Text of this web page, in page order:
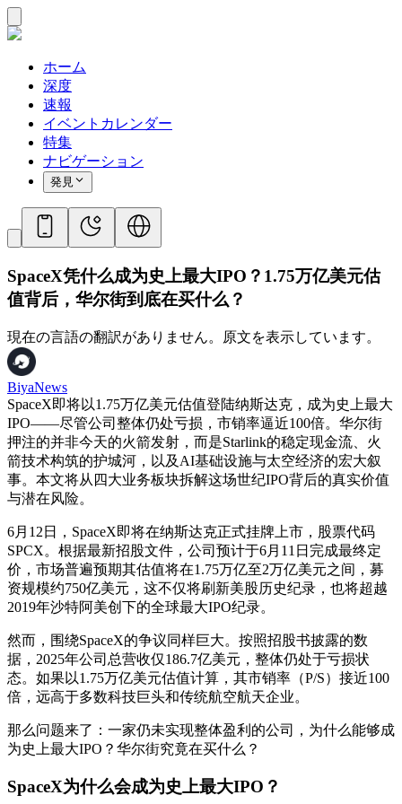
ホーム
深度
速報
イベントカレンダー
特集
ナビゲーション
発見
SpaceX凭什么成为史上最大IPO？1.75万亿美元估
值背后，华尔街到底在买什么？
現在の言語の翻訳がありません。原文を表示しています。
BiyaNews
SpaceX即将以1.75万亿美元估值登陆纳斯达克，成为史上最大
IPO——尽管公司整体仍处亏损，市销率逼近100倍。华尔街
押注的并非今天的火箭发射，而是Starlink的稳定现金流、火
箭技术构筑的护城河，以及AI基础设施与太空经济的宏大叙
事。本文将从四大业务板块拆解这场世纪IPO背后的真实价值
与潜在风险。
6月12日，SpaceX即将在纳斯达克正式挂牌上市，股票代码
SPCX。根据最新招股文件，公司预计于6月11日完成最终定
价，市场普遍预期其估值将在1.75万亿至2万亿美元之间，募
资规模约750亿美元，这不仅将刷新美股历史纪录，也将超越
2019年沙特阿美创下的全球最大IPO纪录。
然而，围绕SpaceX的争议同样巨大。按照招股书披露的数
据，2025年公司总营收仅186.7亿美元，整体仍处于亏损状
态。如果以1.75万亿美元估值计算，其市销率（P/S）接近100
倍，远高于多数科技巨头和传统航空航天企业。
那么问题来了：一家仍未实现整体盈利的公司，为什么能够成
为史上最大IPO？华尔街究竟在买什么？
SpaceX为什么会成为史上最大IPO？